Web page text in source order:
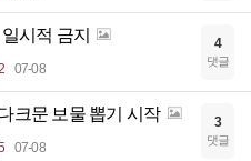
시적 금지
07-08
4
댓글
크문 보물 뽑기 시작
07-08
3
댓글